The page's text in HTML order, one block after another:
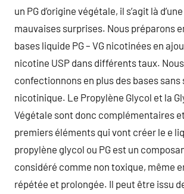
un PG d’origine végétale, il s’agit là
mauvaises surprises. Nous préparons
bases liquide PG – VG nicotinées en
nicotine USP dans différents taux. Nous
confectionnons en plus des bases sans
nicotinique. Le Propylène Glycol et la
Végétale sont donc complémentaires
premiers éléments qui vont créer le e
propylène glycol ou PG est un
considéré comme non toxique, même
répétée et prolongée. Il peut être issu